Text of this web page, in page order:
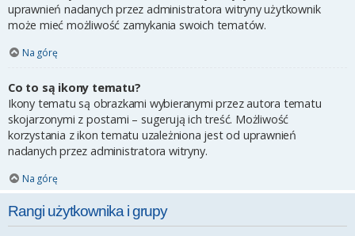
uprawnień nadanych przez administratora witryny użytkownik
może mieć możliwość zamykania swoich tematów.
Na górę
Co to są ikony tematu?
Ikony tematu są obrazkami wybieranymi przez autora tematu
skojarzonymi z postami – sugerują ich treść. Możliwość
korzystania z ikon tematu uzależniona jest od uprawnień
nadanych przez administratora witryny.
Na górę
Rangi użytkownika i grupy